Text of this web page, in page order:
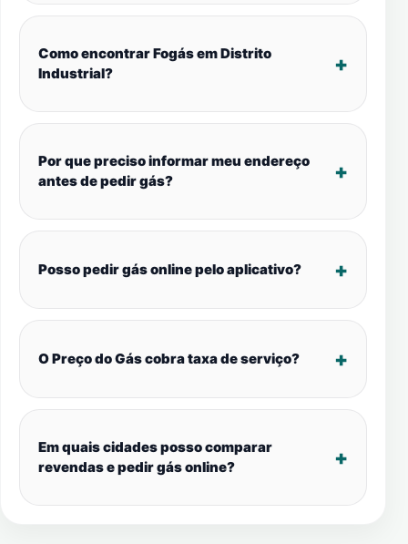
Como encontrar Fogás em Distrito
Industrial?
Por que preciso informar meu endereço
antes de pedir gás?
Posso pedir gás online pelo aplicativo?
O Preço do Gás cobra taxa de serviço?
Em quais cidades posso comparar
revendas e pedir gás online?